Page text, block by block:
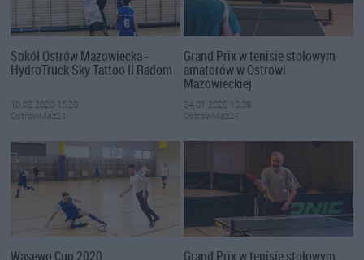
Sokół Ostrów Mazowiecka -
HydroTruck Sky Tattoo II Radom
10.02.2020 15:20
OstrowMaz24
Grand Prix w tenisie stołowym
amatorów w Ostrowi
Mazowieckiej
24.01.2020 13:39
OstrowMaz24
Wąsewo Cup 2020 Grand Prix w tenisie stołowym